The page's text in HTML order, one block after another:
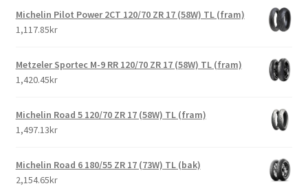
Michelin Pilot Power 2CT 120/70 ZR 17 (58W) TL (fram)
1,117.85kr
Metzeler Sportec M-9 RR 120/70 ZR 17 (58W) TL (fram)
1,420.45kr
Michelin Road 5 120/70 ZR 17 (58W) TL (fram)
1,497.13kr
Michelin Road 6 180/55 ZR 17 (73W) TL (bak)
2,154.65kr